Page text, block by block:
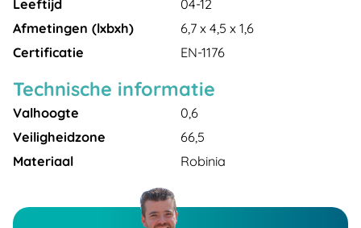
Leeftijd
04-12
Afmetingen (lxbxh)
6,7 x 4,5 x 1,6
Certificatie
EN-1176
Technische informatie
Valhoogte
0,6
Veiligheidzone
66,5
Materiaal
Robinia